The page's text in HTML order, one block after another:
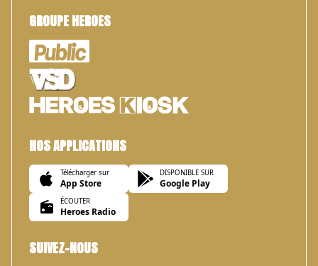
GROUPE HEROES
NOS APPLICATIONS
Télécharger sur
App Store
DISPONIBLE SUR
Google Play
ÉCOUTER
Heroes Radio
SUIVEZ-NOUS